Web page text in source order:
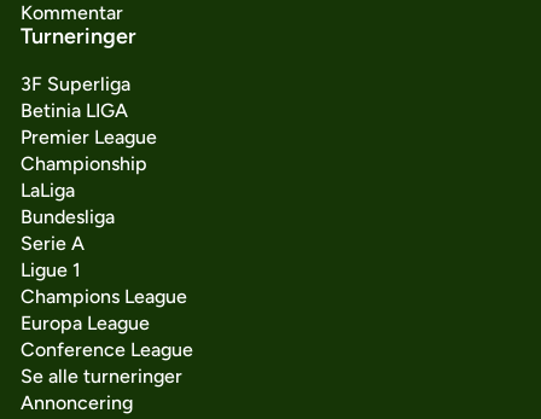
Kommentar
Turneringer
3F Superliga
Betinia LIGA
Premier League
Championship
LaLiga
Bundesliga
Serie A
Ligue 1
Champions League
Europa League
Conference League
Se alle turneringer
Annoncering